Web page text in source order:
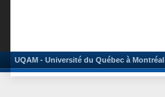
UQAM - Université du Québec à Montréal